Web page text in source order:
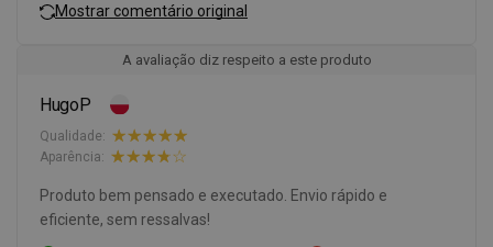
Mostrar comentário original
A avaliação diz respeito a este produto
HugoP
Qualidade:
Aparência:
Produto bem pensado e executado. Envio rápido e
eficiente, sem ressalvas!